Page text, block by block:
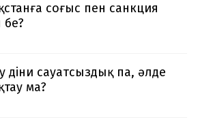
соғыс пен санкция
діни сауатсыздық па, әлде
ма?